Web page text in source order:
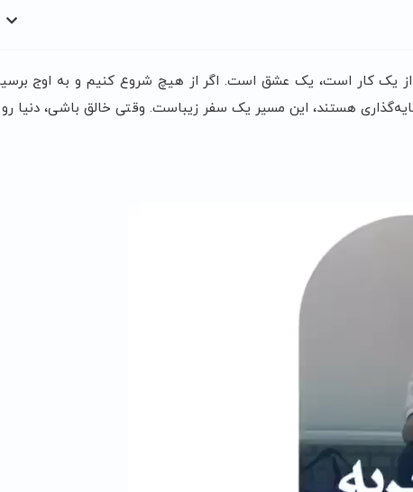
از یک کار است، یک عشق است. اگر از هیچ شروع کنیم و به اوج
هستند، این مسیر یک سفر زیباست. وقتی خالق باشی، دنیا رو